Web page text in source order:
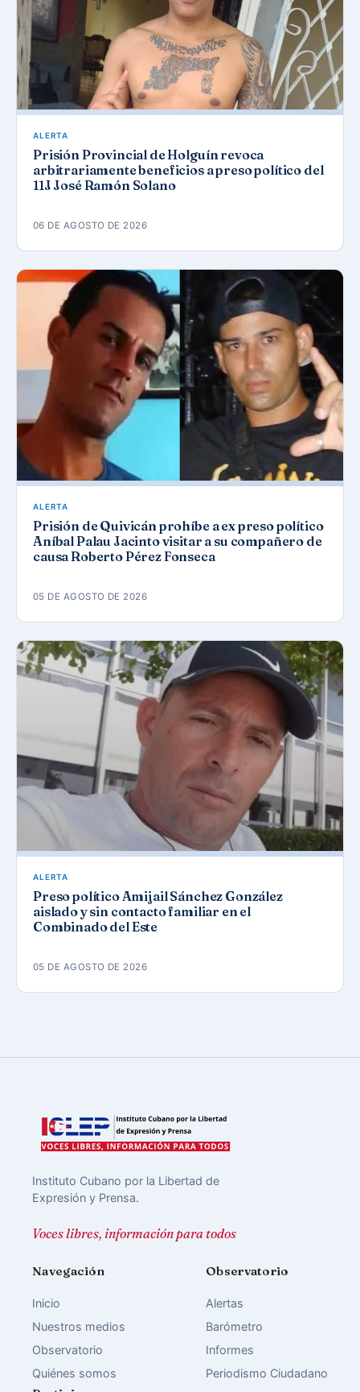
ALERTA
Prisión Provincial de Holguín revoca
arbitrariamente beneficios a preso político del
11J José Ramón Solano
06 DE AGOSTO DE 2026
ALERTA
Prisión de Quivicán prohíbe a ex preso político
Aníbal Palau Jacinto visitar a su compañero de
causa Roberto Pérez Fonseca
05 DE AGOSTO DE 2026
ALERTA
Preso político Amijail Sánchez González
aislado y sin contacto familiar en el
Combinado del Este
05 DE AGOSTO DE 2026
Instituto Cubano por la Libertad de
Expresión y Prensa.
Voces libres, información para todos
Navegación
Inicio
Nuestros medios
Observatorio
Quiénes somos
Observatorio
Alertas
Barómetro
Informes
Periodismo Ciudadano